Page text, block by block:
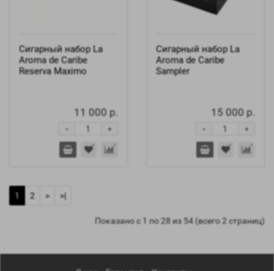
Сигарный набор La
Aroma de Caribe
Reserva Maximo
11 000 р.
+
-
Сигарный набор La
Aroma de Caribe
Sampler
15 000 р.
+
-
1 2 > >|
Показано с 1 по 28 из 54 (всего 2 страниц)